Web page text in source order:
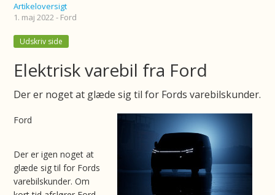
Artikeloversigt
1. maj 2022 - Ford
Udskriv side
Elektrisk varebil fra Ford
Der er noget at glæde sig til for Fords varebilskunder.
Ford
Der er igen noget at
glæde sig til for Fords
varebilskunder. Om